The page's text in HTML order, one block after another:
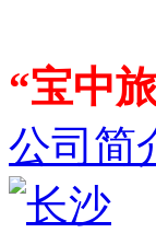
“宝中
公司简